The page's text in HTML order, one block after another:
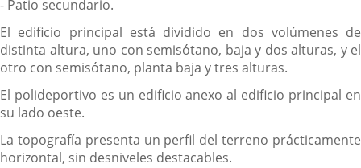
- Patio secundario.
El edificio principal está dividido en dos volúmenes de
distinta altura, uno con semisótano, baja y dos alturas, y el
otro con semisótano, planta baja y tres alturas.
El polideportivo es un edificio anexo al edificio principal en
su lado oeste.
La topografía presenta un perfil del terreno prácticamente
horizontal, sin desniveles destacables.